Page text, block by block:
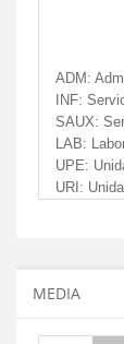
ADM:
INF:
SAUX:
LAB:
UPE:
URI:
MEDIA